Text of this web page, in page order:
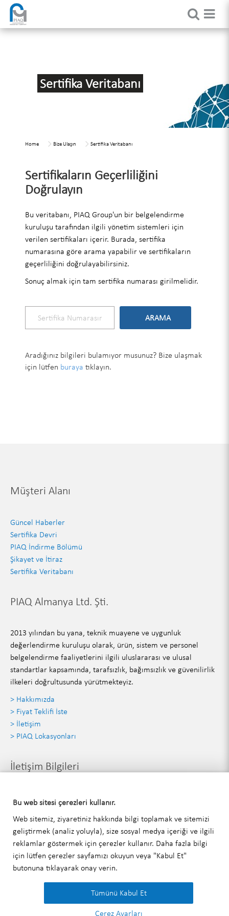
Sertifika Veritabanı
Home Bize Ulaşın Sertifika Veritabanı
Sertifikaların Geçerliliğini
Doğrulayın
Bu veritabanı, PIAQ Group'un bir belgelendirme
kuruluşu tarafından ilgili yönetim sistemleri için
verilen sertifikaları içerir. Burada, sertifika
numarasına göre arama yapabilir ve sertifikaların
geçerliliğini doğrulayabilirsiniz.
Sonuç almak için tam sertifika numarası girilmelidir.
Aradığınız bilgileri bulamıyor musunuz? Bize ulaşmak
için lütfen buraya tıklayın.
Müşteri Alanı
Güncel Haberler
Sertifika Devri
PIAQ İndirme Bölümü
Şikayet ve İtiraz
Sertifika Veritabanı
PIAQ Almanya Ltd. Şti.
2013 yılından bu yana, teknik muayene ve uygunluk
değerlendirme kuruluşu olarak, ürün, sistem ve personel
belgelendirme faaliyetlerini ilgili uluslararası ve ulusal
standartlar kapsamında, tarafsızlık, bağımsızlık ve güvenilirlik
ilkeleri doğrultusunda yürütmekteyiz.
> Hakkımızda
> Fiyat Teklifi İste
> İletişim
> PIAQ Lokasyonları
İletişim Bilgileri
PIAQ TURKEY Belgelendirme Hizmetleri Ticaret Limited Şirketi
Aqua Florya No: 93, Kat:3 D. No: 2
34153 Bakirköy - Istanbul / Türkiye.
T: +90 (212) 909 85 62
E:
info@piaqglobal.com
Bu web sitesi çerezleri kullanır.
Web sitemiz, ziyaretiniz hakkında bilgi toplamak ve sitemizi
geliştirmek (analiz yoluyla), size sosyal medya içeriği ve ilgili
reklamlar göstermek için çerezler kullanır. Daha fazla bilgi
için lütfençerezler sayfamızı okuyun veya "Kabul Et"
butonuna tıklayarak onay verin.
Tümünü Kabul Et
Çerez Ayarları